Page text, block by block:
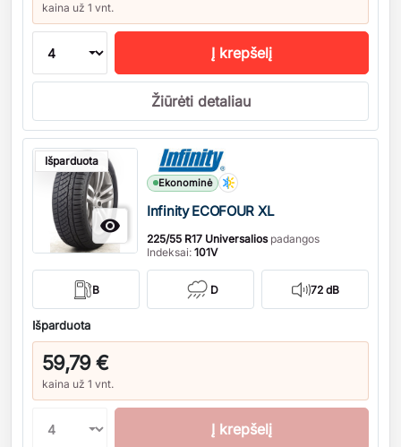
kaina už 1 vnt.
Į krepšelį
Žiūrėti detaliau
Išparduota

Ekonominė
Infinity ECOFOUR XL
225/55 R17 Universaliospadangos
Indeksai: 101V
B D 72 dB
Išparduota
59,79 €
kaina už 1 vnt.
Kiekis
Į krepšelį